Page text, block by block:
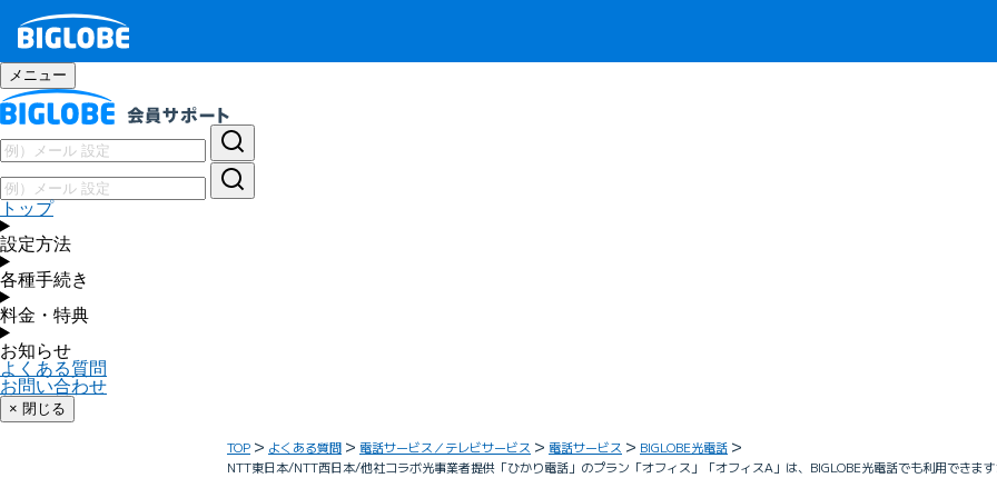
メニュー
トップ
設定方法
各種手続き
料金・特典
お知らせ
よくある質問
お問い合わせ
× 閉じる
TOP よくある質問 電話サービス／テレビサービス 電話サービス
BIGLOBE光電話
NTT東日本/NTT西日本/他社コラボ光事業者提供「ひかり電話」のプラン「オフィス」「オフィスA」は、BIGLOBE光電話でも利用できま